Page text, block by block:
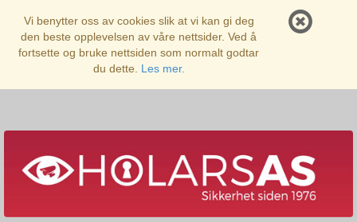
Vi benytter oss av cookies slik at vi kan gi deg
den beste opplevelsen av våre nettsider. Ved å
fortsette og bruke nettsiden som normalt godtar
du dette. Les mer.